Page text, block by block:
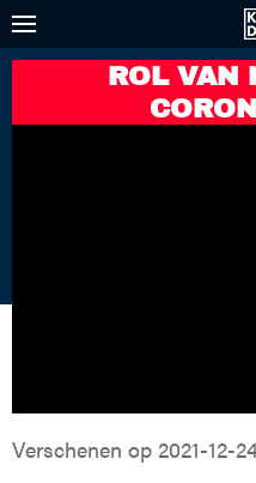
ROL VAN
Verschenen op 2021-12-